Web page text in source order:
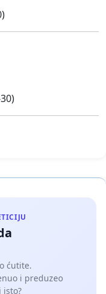
ćutite.
i preduzeo
isto?